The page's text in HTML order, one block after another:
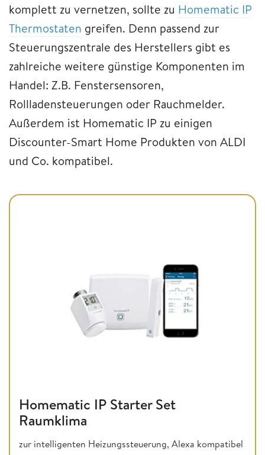
komplett zu vernetzen, sollte zu Homematic IP
Thermostaten greifen. Denn passend zur
Steuerungszentrale des Herstellers gibt es
zahlreiche weitere günstige Komponenten im
Handel: Z.B. Fenstersensoren,
Rollladensteuerungen oder Rauchmelder.
Außerdem ist Homematic IP zu einigen
Discounter-Smart Home Produkten von ALDI
und Co. kompatibel.
Homematic IP Starter Set
Raumklima
zur intelligenten Heizungssteuerung, Alexa kompatibel